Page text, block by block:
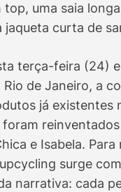
top, uma saia
jaqueta curta de
terça-feira (24)
de Janeiro, a
já existentes
foram
e Isabela. Para
surge
narrativa: cada